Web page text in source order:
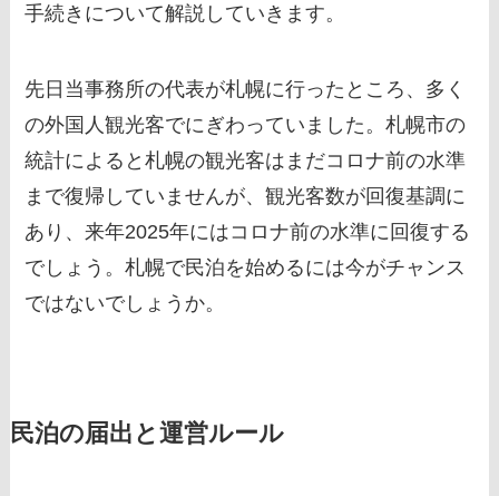
手続きについて解説していきます。
先日当事務所の代表が札幌に行ったところ、多く
の外国人観光客でにぎわっていました。札幌市の
統計によると札幌の観光客はまだコロナ前の水準
まで復帰していませんが、観光客数が回復基調に
あり、来年2025年にはコロナ前の水準に回復する
でしょう。札幌で民泊を始めるには今がチャンス
ではないでしょうか。
民泊の届出と運営ルール